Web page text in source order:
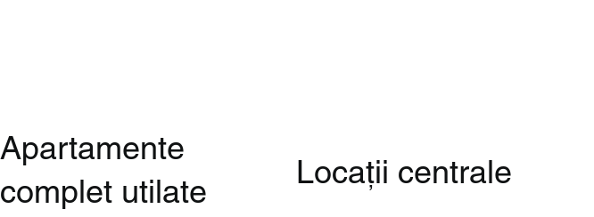
Apartamente
complet utilate
Locații centrale